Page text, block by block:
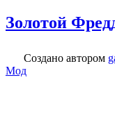
Золотой
Создано автором
Мод